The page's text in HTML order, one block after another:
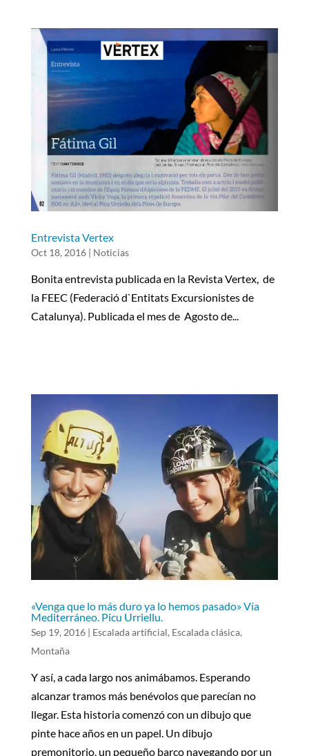
Entrevista Vertex
Oct 18, 2016| Noticias
Bonita entrevista publicada en la Revista Vertex, de
la FEEC (Federació d`Entitats Excursionistes de
Catalunya). Publicada el mes de Agosto de...
«Venga que lo más duro ya lo hemos pasado» Vía
Mediterráneo. Picu Urriellu.
Sep 19, 2016| Escalada artificial, Escalada clásica,
Montaña
Y así, a cada largo nos animábamos. Esperando
alcanzar tramos más benévolos que parecían no
llegar. Esta historia comenzó con un dibujo que
pinte hace años en un papel. Un dibujo
premonitorio, un pequeño barco navegando por un